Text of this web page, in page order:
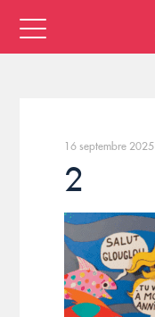
16 septembre 2025
2